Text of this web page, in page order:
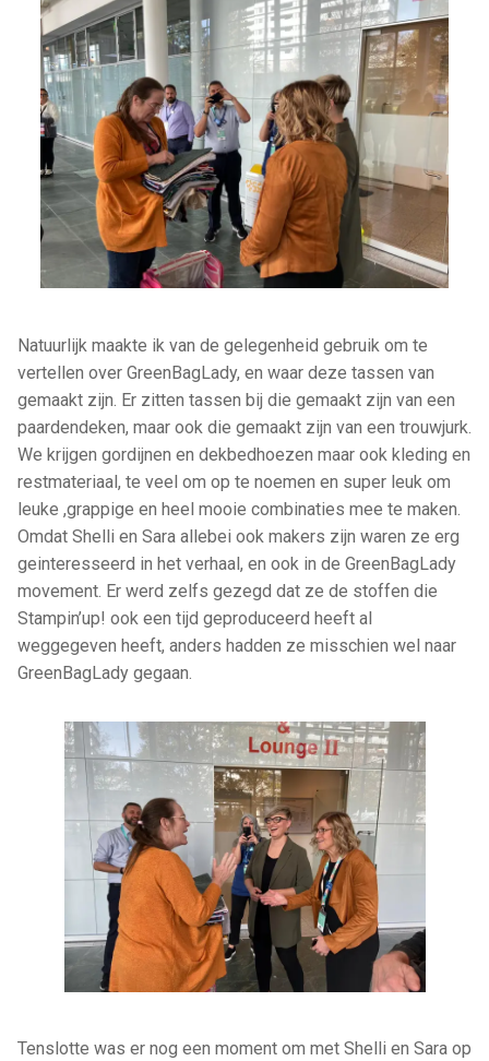
Natuurlijk maakte ik van de gelegenheid gebruik om te
vertellen over GreenBagLady, en waar deze tassen van
gemaakt zijn. Er zitten tassen bij die gemaakt zijn van een
paardendeken, maar ook die gemaakt zijn van een trouwjurk.
We krijgen gordijnen en dekbedhoezen maar ook kleding en
restmateriaal, te veel om op te noemen en super leuk om
leuke ,grappige en heel mooie combinaties mee te maken.
Omdat Shelli en Sara allebei ook makers zijn waren ze erg
geinteresseerd in het verhaal, en ook in de GreenBagLady
movement. Er werd zelfs gezegd dat ze de stoffen die
Stampin’up! ook een tijd geproduceerd heeft al
weggegeven heeft, anders hadden ze misschien wel naar
GreenBagLady gegaan.
Tenslotte was er nog een moment om met Shelli en Sara op